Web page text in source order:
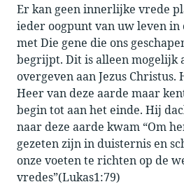
Er kan geen innerlijke vrede
ieder oogpunt van uw leven in
met Die gene die ons
begrijpt. Dit is alleen mogelijk
overgeven aan Jezus Christus.
Heer van deze aarde maar
begin tot aan het einde. Hij
naar deze aarde kwam “Om
gezeten zijn in duisternis en
onze voeten te richten op de
vredes”(Lukas1:79)